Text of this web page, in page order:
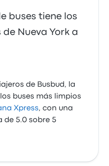
buses tiene los
Nueva York a
de Busbud, la
buses más limpios
Xpress, con una
de 5.0 sobre 5